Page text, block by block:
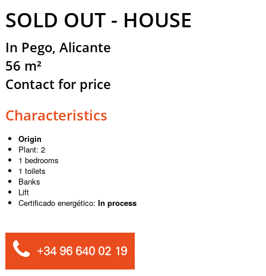
SOLD OUT - HOUSE
In Pego, Alicante
56 m²
Contact for price
Characteristics
Origin
Plant: 2
1 bedrooms
1 toilets
Banks
Lift
Certificado energético:In process
+34 96 640 02 19